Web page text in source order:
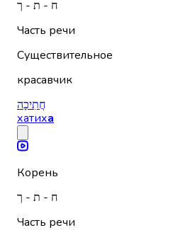
ח - ת - ך
Часть речи
Существительное
красавчик
חֲתִיכָה
хатиха
Корень
ח - ת - ך
Часть речи